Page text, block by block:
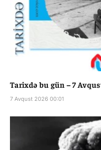
Tarixdə bu gün – 7
7 Avqust 2026 00:01